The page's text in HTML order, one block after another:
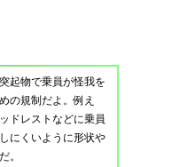
起物で乗員が怪我を
の規制だよ。例え
ドレストなどに乗員
にくいように形状や
。